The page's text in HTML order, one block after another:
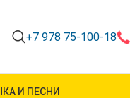
+7 978 75-100-18
И ПЕСНИ